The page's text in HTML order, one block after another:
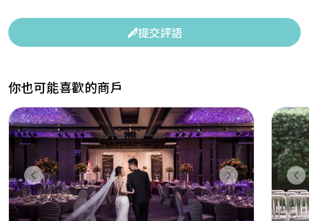
提交評語
你也可能喜歡的商戶
Previous Next